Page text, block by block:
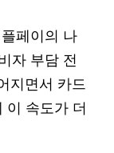
페이의 나
자 부담 전
지면서 카드
이 속도가 더